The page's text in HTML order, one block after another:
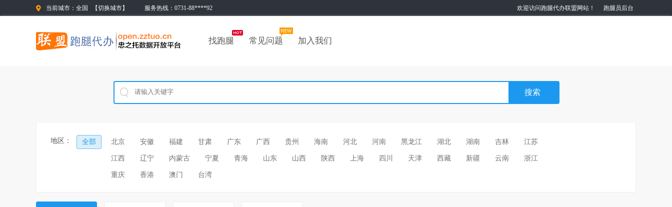
当前城市：全国 【切换城市】 服务热线：0731-88****92 欢迎访问跑腿代办联盟网站！ 跑腿员后台
找跑腿 常见问题 加入我们
地区： 全部 北京 安徽 福建 甘肃 广东 广西 贵州 海南 河北 河南 黑龙江 湖北 湖南 吉林 江苏
江西 辽宁 内蒙古 宁夏 青海 山东 山西 陕西 上海 四川 天津 西藏 新疆 云南 浙江
重庆 香港 澳门 台湾